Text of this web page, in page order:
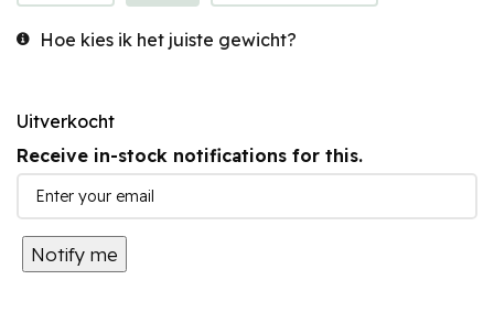
Hoe kies ik het juiste gewicht?
Uitverkocht
Receive in-stock notifications for this.
Notify me